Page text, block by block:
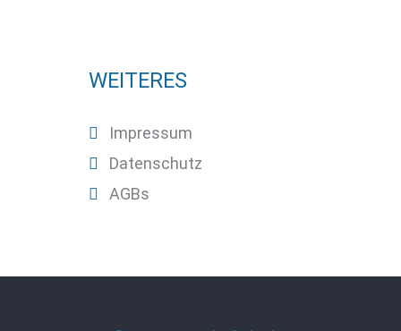
WEITERES
Impressum
Datenschutz
AGBs